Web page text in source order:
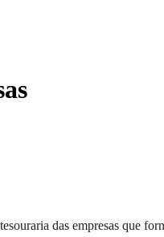
das empresas que